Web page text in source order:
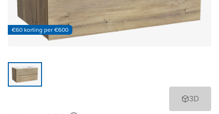
€60 korting per €600
3D